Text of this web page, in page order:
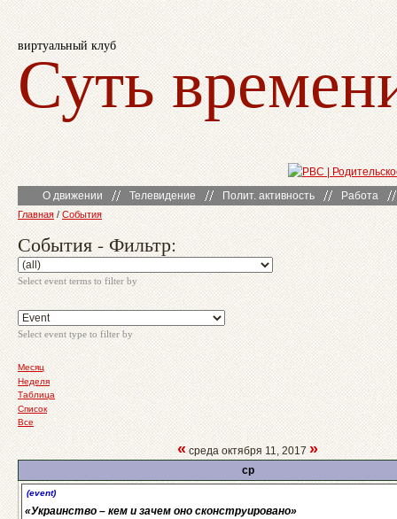
виртуальный клуб
Суть
О движении Телевидение Полит. активность Работа
Главная / События
События - Фильтр:
Select event terms to filter by
Select event type to filter by
Месяц
Неделя
Таблица
Список
Все
« среда октября 11, 2017»
ср
(event)
«Украинство – кем и зачем оно сконструировано»